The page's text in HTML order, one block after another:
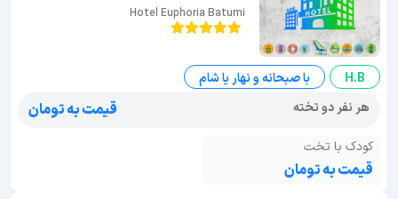
Hotel Euphoria Batumi
H.B
با صبحانه و نهار یا شام
هر نفر دو تخته
قیمت به تومان
کودک با تخت
قیمت به تومان